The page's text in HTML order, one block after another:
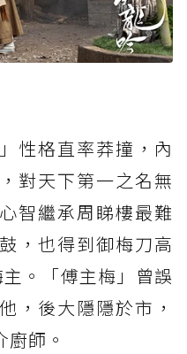
性格直率莽撞，內
對天下第一之名無
智繼承周睇樓最難
，也得到御梅刀高
。「傅主梅」曾誤
，後大隱隱於市，
師。